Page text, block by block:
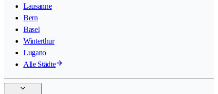
Lausanne
Bern
Basel
Winterthur
Lugano
Alle Städte